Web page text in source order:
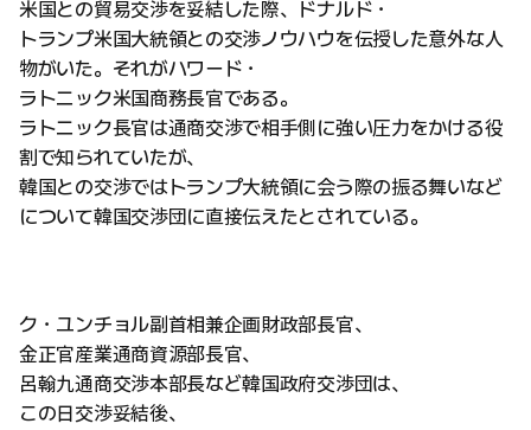
米国との貿易交渉を妥結した際、ドナルド・
トランプ米国大統領との交渉ノウハウを伝授した意外な人
物がいた。それがハワード・
ラトニック米国商務長官である。
ラトニック長官は通商交渉で相手側に強い圧力をかける役
割で知られていたが、
韓国との交渉ではトランプ大統領に会う際の振る舞いなど
について韓国交渉団に直接伝えたとされている。
ク・ユンチョル副首相兼企画財政部長官、
金正官産業通商資源部長官、
呂翰九通商交渉本部長など韓国政府交渉団は、
この日交渉妥結後、